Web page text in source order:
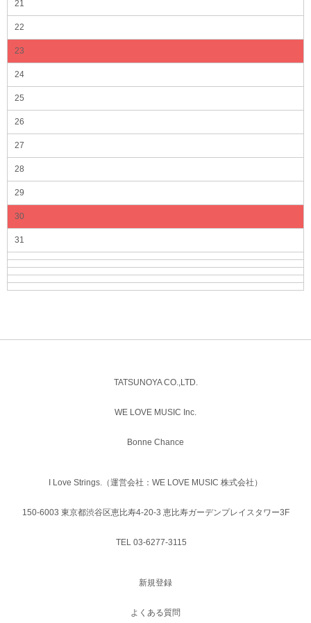
21
22
23
24
25
26
27
28
29
30
31
TATSUNOYA CO.,LTD.
WE LOVE MUSIC Inc.
Bonne Chance
I Love Strings.（運営会社：WE LOVE MUSIC 株式会社）
150-6003 東京都渋谷区恵比寿4-20-3 恵比寿ガーデンプレイスタワー3F
TEL 03-6277-3115
新規登録
よくある質問